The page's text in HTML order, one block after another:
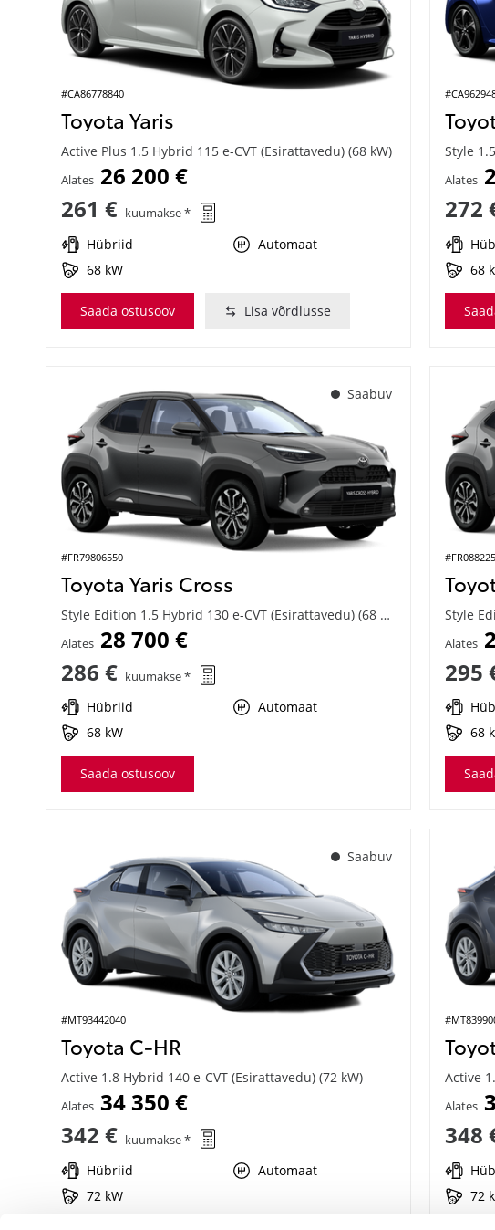
#CA86778840
Toyota Yaris
Active Plus 1.5 Hybrid 115 e-CVT (Esirattavedu) (68 kW)
Alates 26 200 €
261 € kuumakse *
Hübriid
Automaat
68 kW
Saada ostusoov Lisa võrdlusse
Style
Alates
272
68
Saabuv
#FR79806550
Toyota Yaris Cross
Style Edition 1.5 Hybrid 130 e-CVT (Esirattavedu) (68 kW)
Alates 28 700 €
286 € kuumakse *
Hübriid
Automaat
68 kW
Saada ostusoov
Alates
295
68
Saabuv
#MT93442040
Toyota C-HR
Active 1.8 Hybrid 140 e-CVT (Esirattavedu) (72 kW)
Alates 34 350 €
342 € kuumakse *
Hübriid
Automaat
72 kW
Active
Alates
348
72